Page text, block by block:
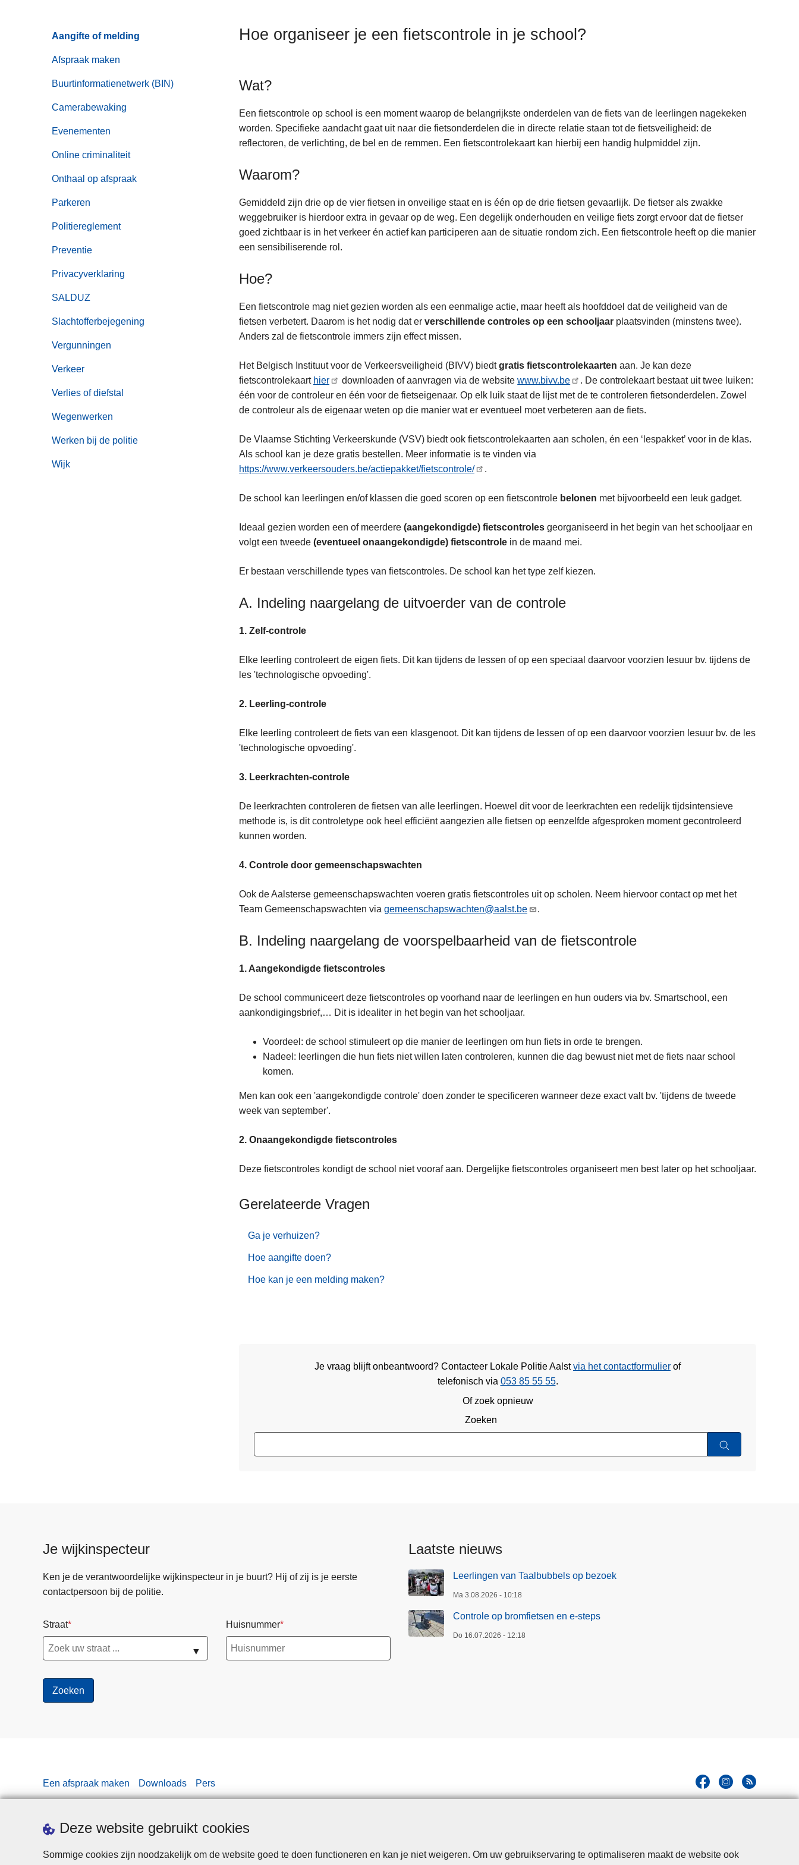
Deze website gebruikt cookies
Sommige cookies zijn noodzakelijk om de website goed te doen functioneren en kan je niet weigeren. Om uw gebruikservaring te optimaliseren maakt de website ook
Aangifte of melding
Afspraak maken
Buurtinformatienetwerk (BIN)
Camerabewaking
Evenementen
Online criminaliteit
Onthaal op afspraak
Parkeren
Politiereglement
Preventie
Privacyverklaring
SALDUZ
Slachtofferbejegening
Vergunningen
Verkeer
Verlies of diefstal
Wegenwerken
Werken bij de politie
Wijk
Hoe organiseer je een fietscontrole in je school?
Wat?
Een fietscontrole op school is een moment waarop de belangrijkste onderdelen van de fiets van de leerlingen nagekeken
worden. Specifieke aandacht gaat uit naar die fietsonderdelen die in directe relatie staan tot de fietsveiligheid: de
reflectoren, de verlichting, de bel en de remmen. Een fietscontrolekaart kan hierbij een handig hulpmiddel zijn.
Waarom?
Gemiddeld zijn drie op de vier fietsen in onveilige staat en is één op de drie fietsen gevaarlijk. De fietser als zwakke
weggebruiker is hierdoor extra in gevaar op de weg. Een degelijk onderhouden en veilige fiets zorgt ervoor dat de fietser
goed zichtbaar is in het verkeer én actief kan participeren aan de situatie rondom zich. Een fietscontrole heeft op die manier
een sensibiliserende rol.
Hoe?
Een fietscontrole mag niet gezien worden als een eenmalige actie, maar heeft als hoofddoel dat de veiligheid van de
fietsen verbetert. Daarom is het nodig dat er verschillende controles op een schooljaar plaatsvinden (minstens twee).
Anders zal de fietscontrole immers zijn effect missen.
Het Belgisch Instituut voor de Verkeersveiligheid (BIVV) biedtgratis fietscontrolekaarten aan. Je kan deze
fietscontrolekaart hier downloaden of aanvragen via de websitewww.bivv.be
. De controlekaart bestaat uit twee luiken:
één voor de controleur en één voor de fietseigenaar. Op elk luik staat de lijst met de te controleren fietsonderdelen. Zowel
de controleur als de eigenaar weten op die manier wat er eventueel moet verbeteren aan de fiets.
De Vlaamse Stichting Verkeerskunde (VSV) biedt ook fietscontrolekaarten aan scholen, én een ‘lespakket’ voor in de klas.
Als school kan je deze gratis bestellen. Meer informatie is te vinden via
https://www.verkeersouders.be/actiepakket/fietscontrole/
.
De school kan leerlingen en/of klassen die goed scoren op een fietscontrole belonen met bijvoorbeeld een leuk gadget.
Ideaal gezien worden een of meerdere (aangekondigde) fietscontroles georganiseerd in het begin van het schooljaar en
volgt een tweede (eventueel onaangekondigde) fietscontrole in de maand mei.
Er bestaan verschillende types van fietscontroles. De school kan het type zelf kiezen.
A. Indeling naargelang de uitvoerder van de controle
1. Zelf-controle
Elke leerling controleert de eigen fiets. Dit kan tijdens de lessen of op een speciaal daarvoor voorzien lesuur bv. tijdens de
les 'technologische opvoeding'.
2. Leerling-controle
Elke leerling controleert de fiets van een klasgenoot. Dit kan tijdens de lessen of op een daarvoor voorzien lesuur bv. de les
'technologische opvoeding'.
3. Leerkrachten-controle
De leerkrachten controleren de fietsen van alle leerlingen. Hoewel dit voor de leerkrachten een redelijk tijdsintensieve
methode is, is dit controletype ook heel efficiënt aangezien alle fietsen op eenzelfde afgesproken moment gecontroleerd
kunnen worden.
4. Controle door gemeenschapswachten
Ook de Aalsterse gemeenschapswachten voeren gratis fietscontroles uit op scholen. Neem hiervoor contact op met het
Team Gemeenschapswachten via gemeenschapswachten@aalst.be .
B. Indeling naargelang de voorspelbaarheid van de fietscontrole
1. Aangekondigde fietscontroles
De school communiceert deze fietscontroles op voorhand naar de leerlingen en hun ouders via bv. Smartschool, een
aankondigingsbrief,… Dit is idealiter in het begin van het schooljaar.
Voordeel: de school stimuleert op die manier de leerlingen om hun fiets in orde te brengen.
Nadeel: leerlingen die hun fiets niet willen laten controleren, kunnen die dag bewust niet met de fiets naar school
komen.
Men kan ook een 'aangekondigde controle' doen zonder te specificeren wanneer deze exact valt bv. 'tijdens de tweede
week van september'.
2. Onaangekondigde fietscontroles
Deze fietscontroles kondigt de school niet vooraf aan. Dergelijke fietscontroles organiseert men best later op het schooljaar.
Gerelateerde Vragen
Ga je verhuizen?
Hoe aangifte doen?
Hoe kan je een melding maken?
Je vraag blijft onbeantwoord? Contacteer Lokale Politie Aalstvia het contactformulier of
telefonisch via 053 85 55 55.
Of zoek opnieuw
Zoeken
Je wijkinspecteur
Ken je de verantwoordelijke wijkinspecteur in je buurt? Hij of zij is je eerste
contactpersoon bij de politie.
Straat
▼
Huisnummer
Laatste nieuws
Leerlingen van Taalbubbels op bezoek
Ma 3.08.2026 - 10:18
Controle op bromfietsen en e-steps
Do 16.07.2026 - 12:18
Een afspraak maken Downloads Pers
Disclaimer Privacy Cookies Toegankelijkheid